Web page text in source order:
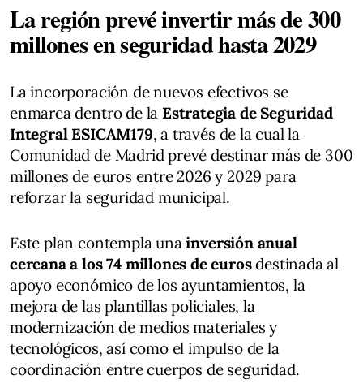
La región prevé invertir más de 300
millones en seguridad hasta 2029
La incorporación de nuevos efectivos se
enmarca dentro de la Estrategia de Seguridad
Integral ESICAM179, a través de la cual la
Comunidad de Madrid prevé destinar más de 300
millones de euros entre 2026 y 2029 para
reforzar la seguridad municipal.
Este plan contempla unainversión anual
cercana a los 74 millones de eurosdestinada al
apoyo económico de los ayuntamientos, la
mejora de las plantillas policiales, la
modernización de medios materiales y
tecnológicos, así como el impulso de la
coordinación entre cuerpos de seguridad.